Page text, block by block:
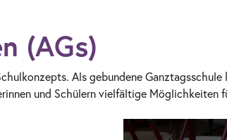
(AGs)
Als gebundene
und Schülern vielfältige Möglichkeiten